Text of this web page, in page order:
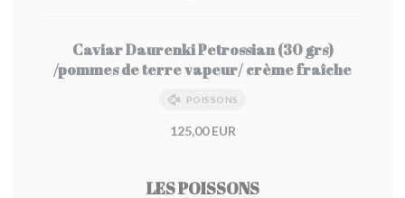
Caviar Daurenki Petrossian (30 grs)
/pommes de terre vapeur/ crème fraîche
POISSONS
125,00 EUR
LES POISSONS